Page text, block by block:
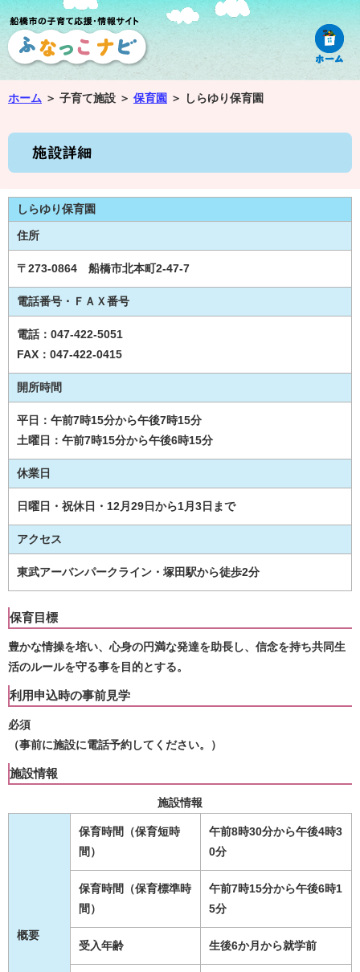
ホーム ＞ 子育て施設 ＞ 保育園 ＞ しらゆり保育園
しらゆり保育園
住所
〒273-0864 船橋市北本町2-47-7
電話番号・ＦＡＸ番号
電話：047-422-5051
FAX：047-422-0415
開所時間
平日：午前7時15分から午後7時15分
土曜日：午前7時15分から午後6時15分
休業日
日曜日・祝休日・12月29日から1月3日まで
アクセス
東武アーバンパークライン・塚田駅から徒歩2分
保育目標
豊かな情操を培い、心身の円満な発達を助長し、信念を持ち共同生
活のルールを守る事を目的とする。
利用申込時の事前見学
必須
（事前に施設に電話予約してください。）
施設情報
施設情報
概要
保育時間（保育短時
間）
午前8時30分から午後4時3
0分
保育時間（保育標準時
間）
午前7時15分から午後6時1
5分
受入年齢 生後6か月から就学前